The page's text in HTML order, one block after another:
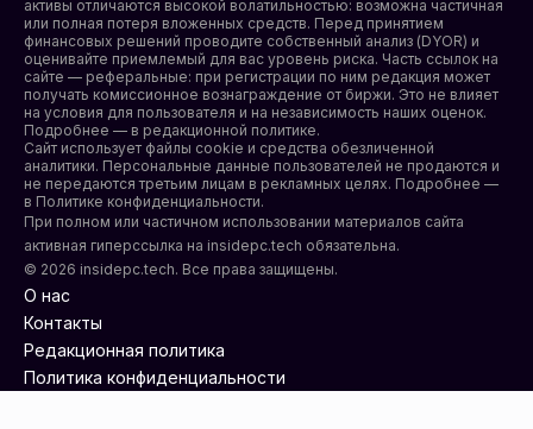
активы отличаются высокой волатильностью: возможна частичная
или полная потеря вложенных средств. Перед принятием
финансовых решений проводите собственный анализ (DYOR) и
оценивайте приемлемый для вас уровень риска. Часть ссылок на
сайте — реферальные: при регистрации по ним редакция может
получать комиссионное вознаграждение от биржи. Это не влияет
на условия для пользователя и на независимость наших оценок.
Подробнее — в редакционной политике.
Сайт использует файлы cookie и средства обезличенной
аналитики. Персональные данные пользователей не продаются и
не передаются третьим лицам в рекламных целях. Подробнее —
в Политике конфиденциальности.
При полном или частичном использовании материалов сайта
активная гиперссылка на insidepc.tech обязательна.
© 2026 insidepc.tech. Все права защищены.
О нас
Контакты
Редакционная политика
Политика конфиденциальности